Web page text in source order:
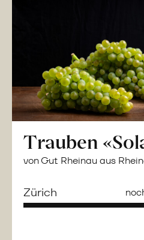
Trauben
von Gut Rheinau aus
Zürich